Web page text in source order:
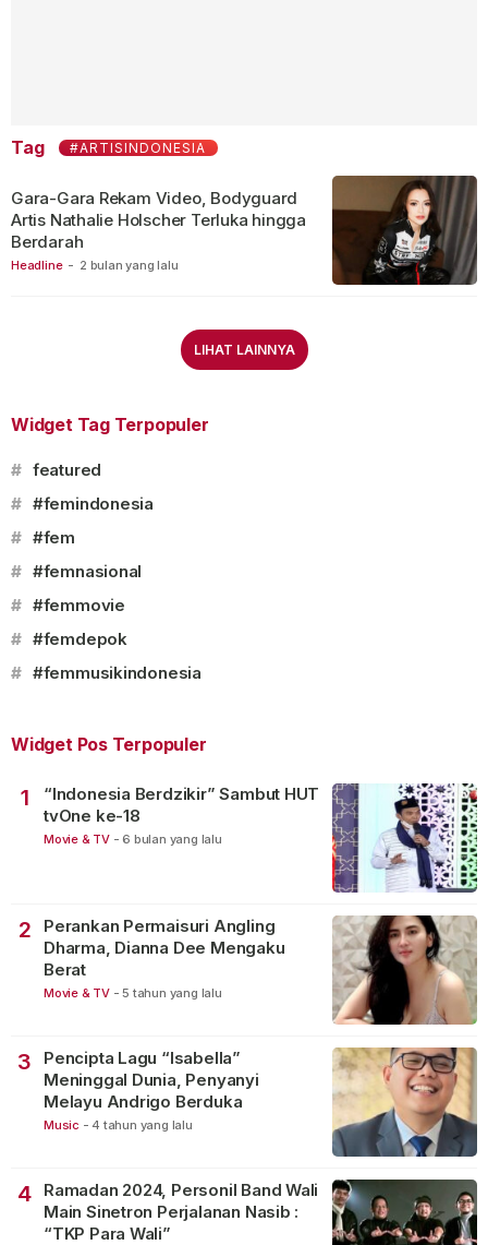
Tag #ARTISINDONESIA
Headline - 2 bulan yang lalu
Gara-Gara Rekam Video, Bodyguard
Artis Nathalie Holscher Terluka hingga
Berdarah
LIHAT LAINNYA
Widget Tag Terpopuler
# featured
# #femindonesia
# #fem
# #femnasional
# #femmovie
# #femdepok
# #femmusikindonesia
Widget Pos Terpopuler
1
“Indonesia Berdzikir” Sambut HUT
tvOne ke-18
Movie & TV - 6 bulan yang lalu
2
Perankan Permaisuri Angling
Dharma, Dianna Dee Mengaku
Berat
Movie & TV - 5 tahun yang lalu
3
Pencipta Lagu “Isabella”
Meninggal Dunia, Penyanyi
Melayu Andrigo Berduka
Music - 4 tahun yang lalu
4
Ramadan 2024, Personil Band Wali
Main Sinetron Perjalanan Nasib :
“TKP Para Wali”